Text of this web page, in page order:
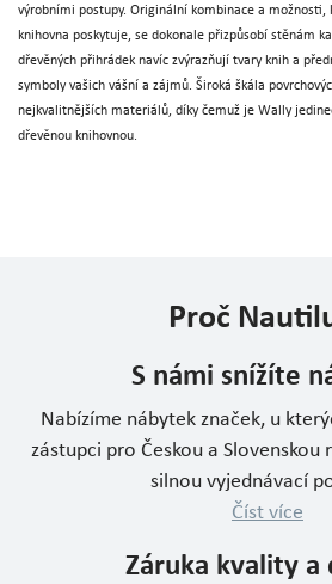
výrobními postupy. Originální kombinace a
knihovna poskytuje, se dokonale přizpůsobí stěnám
dřevěných přihrádek navíc zvýrazňují tvary knih a
symboly vašich vášní a zájmů. Široká škála
nejkvalitnějších materiálů, díky čemuž je Wally
dřevěnou knihovnou.
Proč
S námi snížíte
Nabízíme nábytek značek, u
zástupci pro Českou a
silnou vyjednávací
Číst více
Záruka kvality a